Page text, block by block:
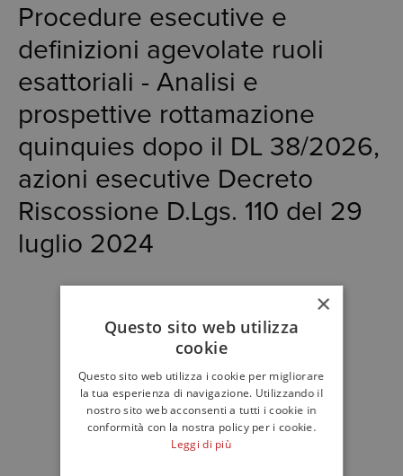
Procedure esecutive e
definizioni agevolate ruoli
esattoriali - Analisi e
prospettive rottamazione
quinquies dopo il DL 38/2026,
azioni esecutive Decreto
Riscossione D.Lgs. 110 del 29
luglio 2024
×
Questo sito web utilizza
cookie
Questo sito web utilizza i cookie per migliorare
la tua esperienza di navigazione. Utilizzando il
nostro sito web acconsenti a tutti i cookie in
conformità con la nostra policy per i cookie.
Leggi di più